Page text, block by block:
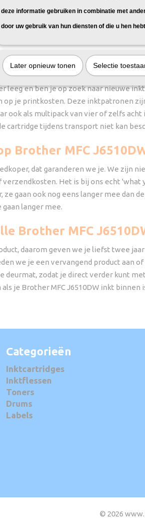
voor Brother MFC
leeg en ben je op zoek naar nieuwe
je printkosten. Deze inktpatronen
ook als multipack van vier of zelfs
cartridge tijdens transport niet kan
Brother MFC
dat garanderen we je. We zijn
Het is bij ons echt 'what
gaan ook nog eens langer mee dan
langer mee.
Brother MFC
daarom geven we je liefst twee
we je een vervangend product aan
deurmat, zodat je direct verder kunt
je Brother MFC J6510DW inkt
Categorieën
Inktcartridges
Inktflessen
Toners
Drums
Labels
© 2026
deze informatie gebruiken in combinatie met
door uw gebruik van hun diensten of die u hen
Later opnieuw tonen Selectie